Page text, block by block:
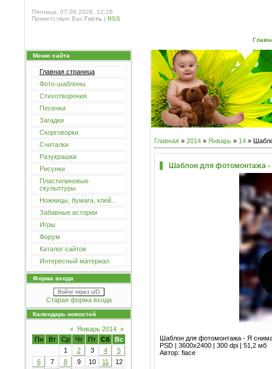
Пятница, 07.08.2026, 12:28
Приветствую Вас Гость | RSS
Меню сайта
Главная страница
Фото-шаблоны
Стихотворения
Песенки
Загадки
Скорговорки
Считалки
Разукрашки
Рисунки
Пластилиновые
скульптуры
Ножницы, бумага, клей...
Забавные истории
Игры
Форум
Каталог сайтов
Интересный материал
Форма входа
Войти через uID
Старая форма входа
Календарь новостей
« Январь 2014 »
Пн
Вт Ср Чт Пт Сб
Вс
1
2 3 4
5
6
7 8 9 10 11
12
Главная » 2014 » Январь » 14 »
Шаблон для фотомонтажа
Шаблон для фотомонтажа - Я
PSD | 3600x2400 | 300 dpi | 51,2 мб
Автор: fiace